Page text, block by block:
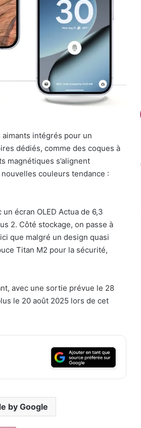
aimants intégrés pour un
dédiés, comme des coques à
magnétiques s’alignent
couleurs tendance :
écran OLED Actua de 6,3
2. Côté stockage, on passe à
que malgré un design quasi
Titan M2 pour la sécurité,
avec une sortie prévue le 28
le 20 août 2025 lors de cet
by Google